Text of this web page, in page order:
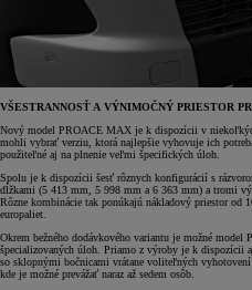
VŠESTRANNOSŤ A VÝNIMOČNÝ PRIESTOR
Nový model PROACE MAX je k dispozícii v
mohli vybrať verziu, ktorá najlepšie vyhovuje ich
použiteľné aj na plnenie veľmi špecifických úloh.
Spolu je k dispozícii šesť rôznych konfigurácií s
dĺžkami (5 413 mm, 5 998 mm a 6 363 mm) a tromi
Rôzne kombinácie tak ponúkajú nákladový priestor od
europaliet.
Okrem bežného dodávkového variantu je možné
špecializovaných úloh. Priamo z výroby je k dispozícii
so sklopnými bočnicami vrátane voliteľných
kde je možné prevážať naraz až sedem osôb.